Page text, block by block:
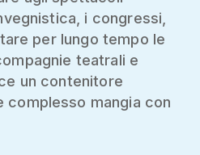
i congressi,
per lungo tempo le
teatrali e
un contenitore
complesso mangia con